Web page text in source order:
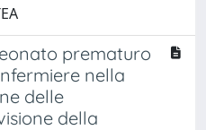
prematuro
nella
delle
della